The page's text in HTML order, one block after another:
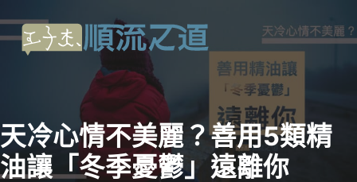
天冷心情不美麗？善用5類精
油讓「冬季憂鬱」遠離你